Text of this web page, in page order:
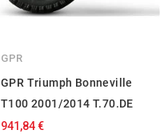
GPR
GPR Triumph Bonneville
T100 2001/2014 T.70.DE
941,84 €